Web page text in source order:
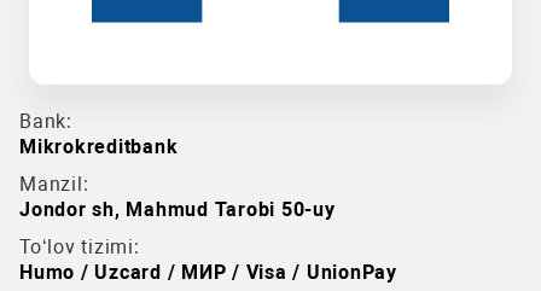
Bank:
Mikrokreditbank
Manzil:
Jondor sh, Mahmud Tarobi 50-uy
To‘lov tizimi:
Humo / Uzcard / МИР / Visa / UnionPay